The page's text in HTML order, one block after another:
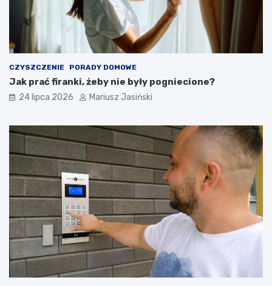
CZYSZCZENIE PORADY DOMOWE
Jak prać firanki, żeby nie były pogniecione?
24 lipca 2026 Mariusz Jasiński